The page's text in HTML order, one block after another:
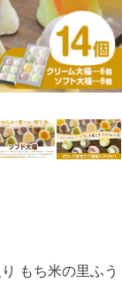
もち米の里ふう